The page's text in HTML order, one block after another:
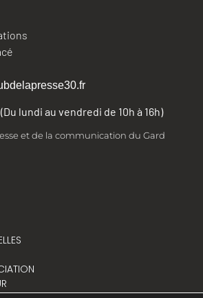
lundi au vendredi de 10h à 16h)
et de la communication du Gard